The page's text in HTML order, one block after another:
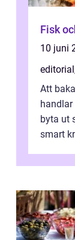
Fisk
10 juni
editorial
Att
byta ut
smart